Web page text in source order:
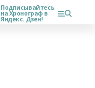
Подписывайтесь
на Хронограф в
Яндекс. Дзен!